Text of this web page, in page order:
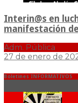
Interin@s en
manifestación
Adm. Pública
27 de enero de
Boletines INFORMATIVOS